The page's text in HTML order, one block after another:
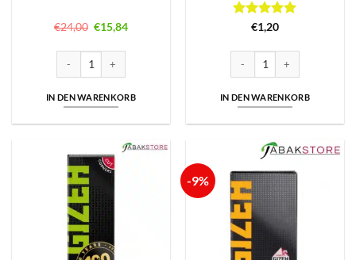
€24,00 Ursprünglicher
Preis
€15,84Aktueller
Gizeh Black Gebinde | Extra Fine Zigarettenpapier | Weiße Schrift |
IN DEN WARENKORB
Bewertet
5
€1,20
Gizeh Black Fine
IN DEN WARENKORB
-9%